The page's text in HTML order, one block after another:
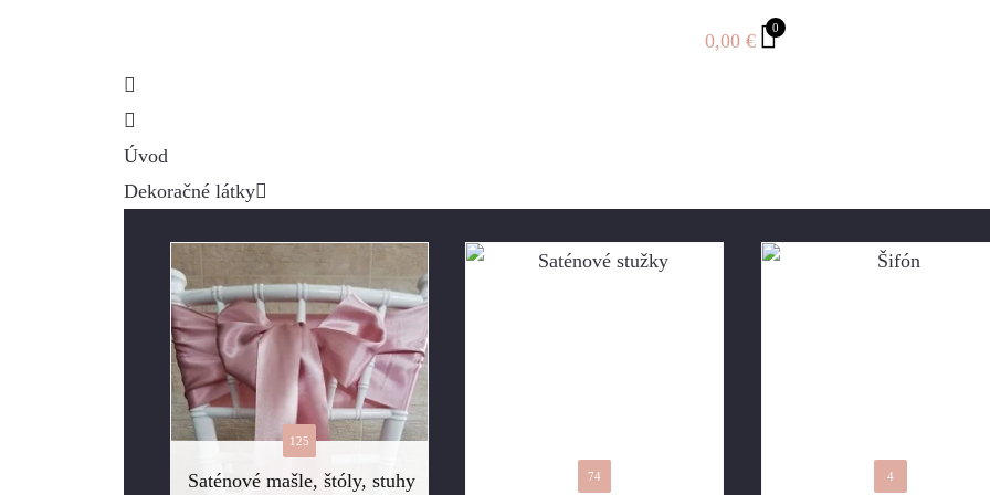
0,00 €
0
Úvod
Dekoračné látky
Saténové mašle, štóly, stuhy
125
74 4